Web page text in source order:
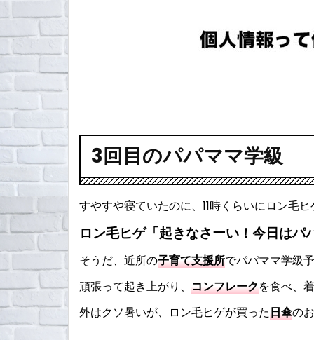
3回目のパパママ学級
すやすや寝ていたのに、11時くらいにロン毛
ロン毛ヒゲ「起きなさーい！今日はパ
そうだ、近所の子育て支援所でパパママ学級
頑張って起き上がり、 コンフレークを食べ、
外はクソ暑いが、ロン毛ヒゲが買った日傘の